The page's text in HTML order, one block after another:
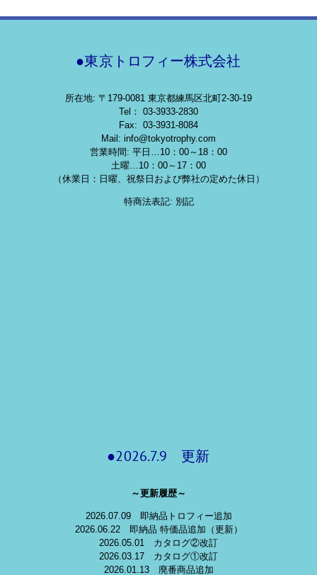
●東京トロフィー株式会社
所在地: 〒179-0081 東京都練馬区北町2-30-19
Tel： 03-3933-2830
Fax: 03-3931-8084
Mail: info@tokyotrophy.com
営業時間: 平日…10：00～18：00
土曜…10：00～17：00
（休業日：日曜、祝祭日および弊社の定めた休日）
特商法表記: 別記
●2026.7.9 更新
～更新履歴～
2026.07.09 即納品トロフィー追加
2026.06.22 即納品 特価品追加（更新）
2026.05.01 カタログ②改訂
2026.03.17 カタログ①改訂
2026.01.13 廃番商品追加